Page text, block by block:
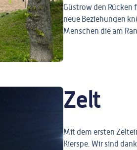
Güstrow den Rücken
neue Beziehungen
Menschen die am
Zelt
Mit dem ersten
Kierspe . Wir sind